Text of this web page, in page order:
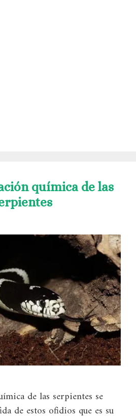
química de las
de las serpientes se
de estos ofidios que es su